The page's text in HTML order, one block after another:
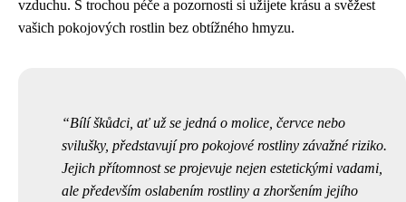
vzduchu. S trochou péče a pozornosti si užijete krásu a svěžest
vašich pokojových rostlin bez obtížného hmyzu.
Bílí škůdci, ať už se jedná o molice, červce nebo
svilušky, představují pro pokojové rostliny závažné riziko.
Jejich přítomnost se projevuje nejen estetickými vadami,
ale především oslabením rostliny a zhoršením jejího